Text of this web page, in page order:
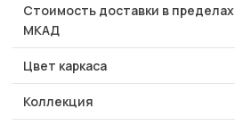
Стоимость доставки в пределах
МКАД
Цвет каркаса
Коллекция